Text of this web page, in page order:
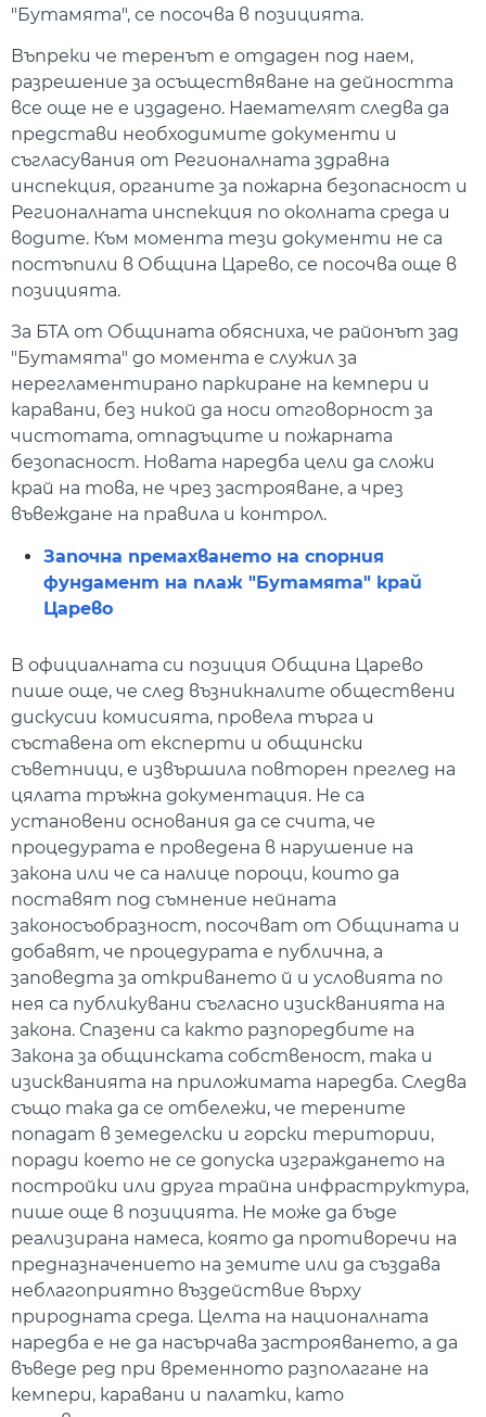
"Бутамята", се посочва в позицията.
Въпреки че теренът е отдаден под наем,
разрешение за осъществяване на дейността
все още не е издадено. Наемателят следва да
представи необходимите документи и
съгласувания от Регионалната здравна
инспекция, органите за пожарна безопасност и
Регионалната инспекция по околната среда и
водите. Към момента тези документи не са
постъпили в Община Царево, се посочва още в
позицията.
За БТА от Общината обясниха, че районът зад
"Бутамята" до момента е служил за
нерегламентирано паркиране на кемпери и
каравани, без никой да носи отговорност за
чистотата, отпадъците и пожарната
безопасност. Новата наредба цели да сложи
край на това, не чрез застрояване, а чрез
въвеждане на правила и контрол.
Започна премахването на спорния
фундамент на плаж "Бутамята" край
Царево
В официалната си позиция Община Царево
пише още, че след възникналите обществени
дискусии комисията, провела търга и
съставена от експерти и общински
съветници, е извършила повторен преглед на
цялата тръжна документация. Не са
установени основания да се счита, че
процедурата е проведена в нарушение на
закона или че са налице пороци, които да
поставят под съмнение нейната
законосъобразност, посочват от Общината и
добавят, че процедурата е публична, а
заповедта за откриването й и условията по
нея са публикувани съгласно изискванията на
закона. Спазени са както разпоредбите на
Закона за общинската собственост, така и
изискванията на приложимата наредба. Следва
също така да се отбележи, че терените
попадат в земеделски и горски територии,
поради което не се допуска изграждането на
постройки или друга трайна инфраструктура,
пише още в позицията. Не може да бъде
реализирана намеса, която да противоречи на
предназначението на земите или да създава
неблагоприятно въздействие върху
природната среда. Целта на националната
наредба е не да насърчава застрояването, а да
въведе ред при временното разполагане на
кемпери, каравани и палатки, като